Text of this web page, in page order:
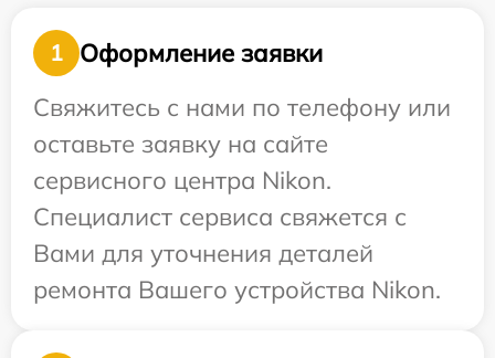
1
Оформление заявки
Свяжитесь с нами по телефону или
оставьте заявку на сайте
сервисного центра Nikon.
Специалист сервиса свяжется с
Вами для уточнения деталей
ремонта Вашего устройства Nikon.